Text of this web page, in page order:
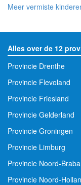
Meer vermiste
Alles over de 12
Provincie Drenthe
Provincie Flevoland
Provincie Friesland
Provincie Gelderland
Provincie Groningen
Provincie Limburg
Provincie Noord-
Provincie Noord-